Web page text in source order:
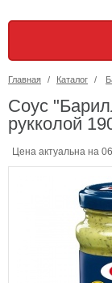
Главная / Каталог /
Соус
рукколой
Цена актуальна на